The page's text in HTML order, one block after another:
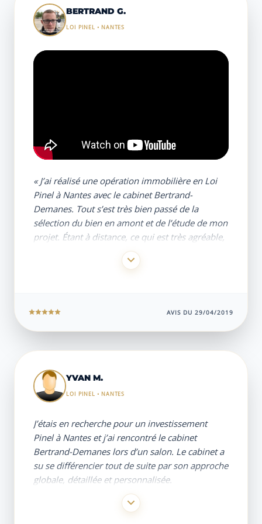
disponible pour apporter des conseils
pertinents.
BERTRAND G.
LOI PINEL • NANTES
« J’ai réalisé une opération immobilière en Loi
Pinel à Nantes avec le cabinet Bertrand-
Demanes. Tout s’est très bien passé de la
sélection du bien en amont et de l’étude de mon
projet. Étant à distance, ce qui est très agréable,
c’est d’avoir pu gérer les visites de chantier
jusqu’à la livraison et la gestion locative avec
AVIS DU 29/04/2019
YVAN M.
LOI PINEL • NANTES
J’étais en recherche pour un investissement
Pinel à Nantes et j’ai rencontré le cabinet
Bertrand-Demanes lors d’un salon. Le cabinet a
su se différencier tout de suite par son approche
globale, détaillée et personnalisée.
De la sélection du bien à la livraison finale, tout
a été orienté et adapté à mon besoin et mes